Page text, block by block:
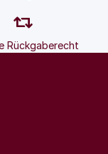
Rückgaberecht